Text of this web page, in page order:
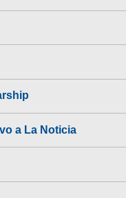
a La Noticia